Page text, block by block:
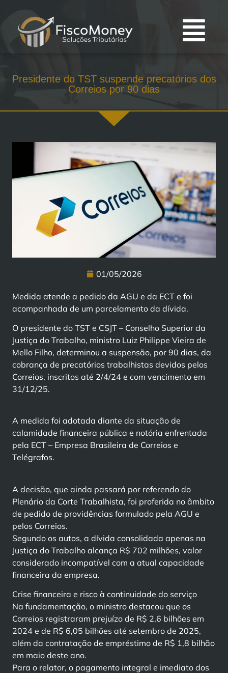
Presidente do TST suspende precatórios dos
Correios por 90 dias
01/05/2026
Medida atende a pedido da AGU e da ECT e foi
acompanhada de um parcelamento da dívida.
O presidente do TST e CSJT – Conselho Superior da
Justiça do Trabalho, ministro Luiz Philippe Vieira de
Mello Filho, determinou a suspensão, por 90 dias, da
cobrança de precatórios trabalhistas devidos pelos
Correios, inscritos até 2/4/24 e com vencimento em
31/12/25.
A medida foi adotada diante da situação de
calamidade financeira pública e notória enfrentada
pela ECT – Empresa Brasileira de Correios e
Telégrafos.
A decisão, que ainda passará por referendo do
Plenário da Corte Trabalhista, foi proferida no âmbito
de pedido de providências formulado pela AGU e
pelos Correios.
Segundo os autos, a dívida consolidada apenas na
Justiça do Trabalho alcança R$ 702 milhões, valor
considerado incompatível com a atual capacidade
financeira da empresa.
Crise financeira e risco à continuidade do serviço
Na fundamentação, o ministro destacou que os
Correios registraram prejuízo de R$ 2,6 bilhões em
2024 e de R$ 6,05 bilhões até setembro de 2025,
além da contratação de empréstimo de R$ 1,8 bilhão
em maio deste ano.
Para o relator, o pagamento integral e imediato dos